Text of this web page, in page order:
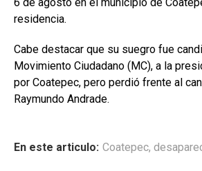
residencia.
Cabe destacar que su suegro fue
Movimiento Ciudadano (MC), a la
por Coatepec, pero perdió frente al
Raymundo Andrade.
En este articulo: Coatepec,